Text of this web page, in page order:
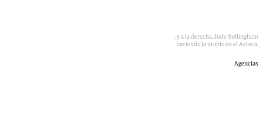
A la izquierda, Haaland celebrando uno de sus dos goles, y a la derecha, Jude Bellingham
haciendo lo propio en el Azteca.
Agencias